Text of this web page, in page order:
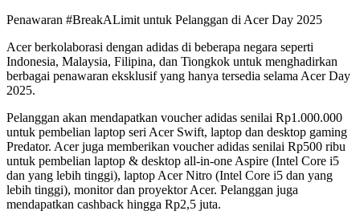
Penawaran #BreakALimit untuk Pelanggan di Acer Day 2025
Acer berkolaborasi dengan adidas di beberapa negara seperti
Indonesia, Malaysia, Filipina, dan Tiongkok untuk menghadirkan
berbagai penawaran eksklusif yang hanya tersedia selama Acer Day
2025.
Pelanggan akan mendapatkan voucher adidas senilai Rp1.000.000
untuk pembelian laptop seri Acer Swift, laptop dan desktop gaming
Predator. Acer juga memberikan voucher adidas senilai Rp500 ribu
untuk pembelian laptop & desktop all-in-one Aspire (Intel Core i5
dan yang lebih tinggi), laptop Acer Nitro (Intel Core i5 dan yang
lebih tinggi), monitor dan proyektor Acer. Pelanggan juga
mendapatkan cashback hingga Rp2,5 juta.